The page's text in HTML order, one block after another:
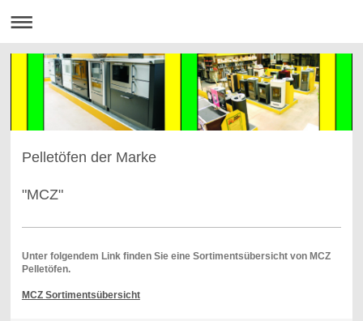
Pelletöfen der Marke
"MCZ"
Unter folgendem Link finden Sie eine Sortimentsübersicht von MCZ
Pelletöfen.
MCZ Sortimentsübersicht